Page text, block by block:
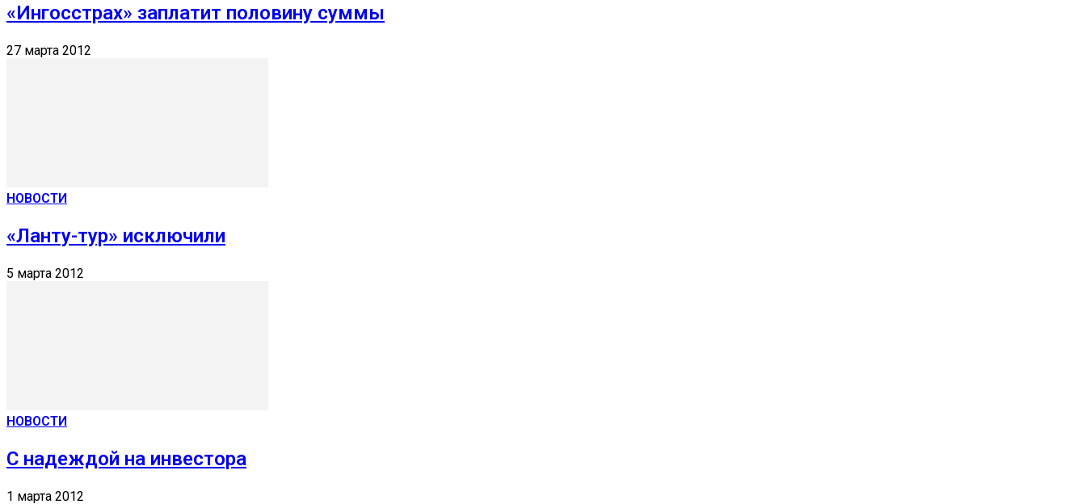
«Ингосстрах» заплатит половину суммы
27 марта 2012
НОВОСТИ
«Ланту-тур» исключили
5 марта 2012
НОВОСТИ
С надеждой на инвестора
1 марта 2012